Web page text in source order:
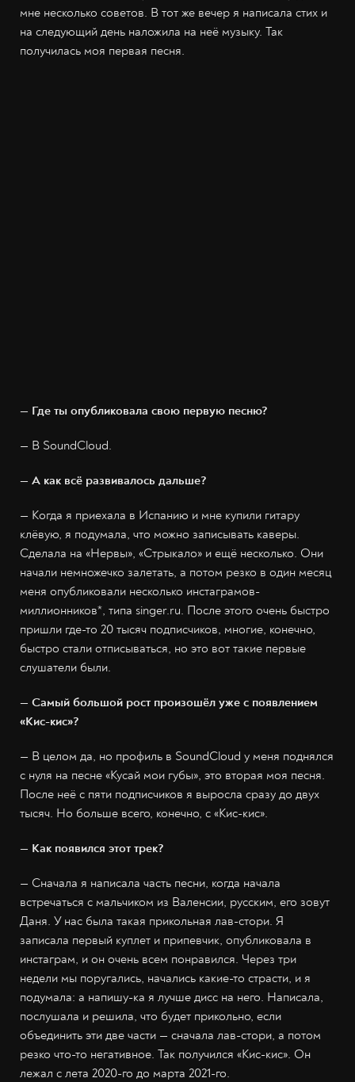
мне несколько советов. В тот же вечер я написала стих и
на следующий день наложила на неё музыку. Так
получилась моя первая песня.
— Где ты опубликовала свою первую песню?
— В SoundCloud.
— А как всё развивалось дальше?
— Когда я приехала в Испанию и мне купили гитару
клёвую, я подумала, что можно записывать каверы.
Сделала на «Нервы», «Стрыкало» и ещё несколько. Они
начали немножечко залетать, а потом резко в один месяц
меня опубликовали несколько инстаграмов-
миллионников*, типа singer.ru. После этого очень быстро
пришли где-то 20 тысяч подписчиков, многие, конечно,
быстро стали отписываться, но это вот такие первые
слушатели были.
— Самый большой рост произошёл уже с появлением
«Кис-кис»?
— В целом да, но профиль в SoundCloud у меня поднялся
с нуля на песне «Кусай мои губы», это вторая моя песня.
После неё с пяти подписчиков я выросла сразу до двух
тысяч. Но больше всего, конечно, с «Кис-кис».
— Как появился этот трек?
— Сначала я написала часть песни, когда начала
встречаться с мальчиком из Валенсии, русским, его зовут
Даня. У нас была такая прикольная лав-стори. Я
записала первый куплет и припевчик, опубликовала в
инстаграм, и он очень всем понравился. Через три
недели мы поругались, начались какие-то страсти, и я
подумала: а напишу-ка я лучше дисс на него. Написала,
послушала и решила, что будет прикольно, если
объединить эти две части — сначала лав-стори, а потом
резко что-то негативное. Так получился «Кис-кис». Он
лежал с лета 2020-го до марта 2021-го.